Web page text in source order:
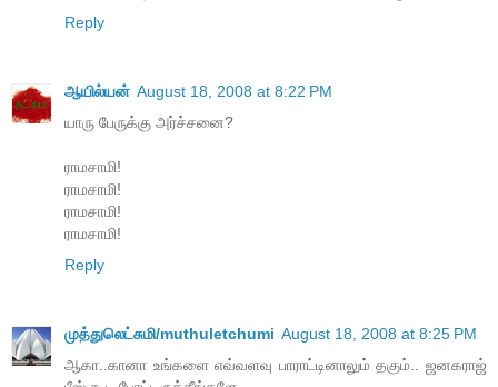
Reply
ஆயில்யன் August 18, 2008 at 8:22 PM
யாரு பேருக்கு அர்ச்சனை?
ராமசாமி!
ராமசாமி!
ராமசாமி!
ராமசாமி!
Reply
முத்துலெட்சுமி/muthuletchumi August 18, 2008 at 8:25 PM
ஆகா..கானா உங்களை எவ்வளவு பாராட்டினாலும் தகும்.. ஜனகராஜ்